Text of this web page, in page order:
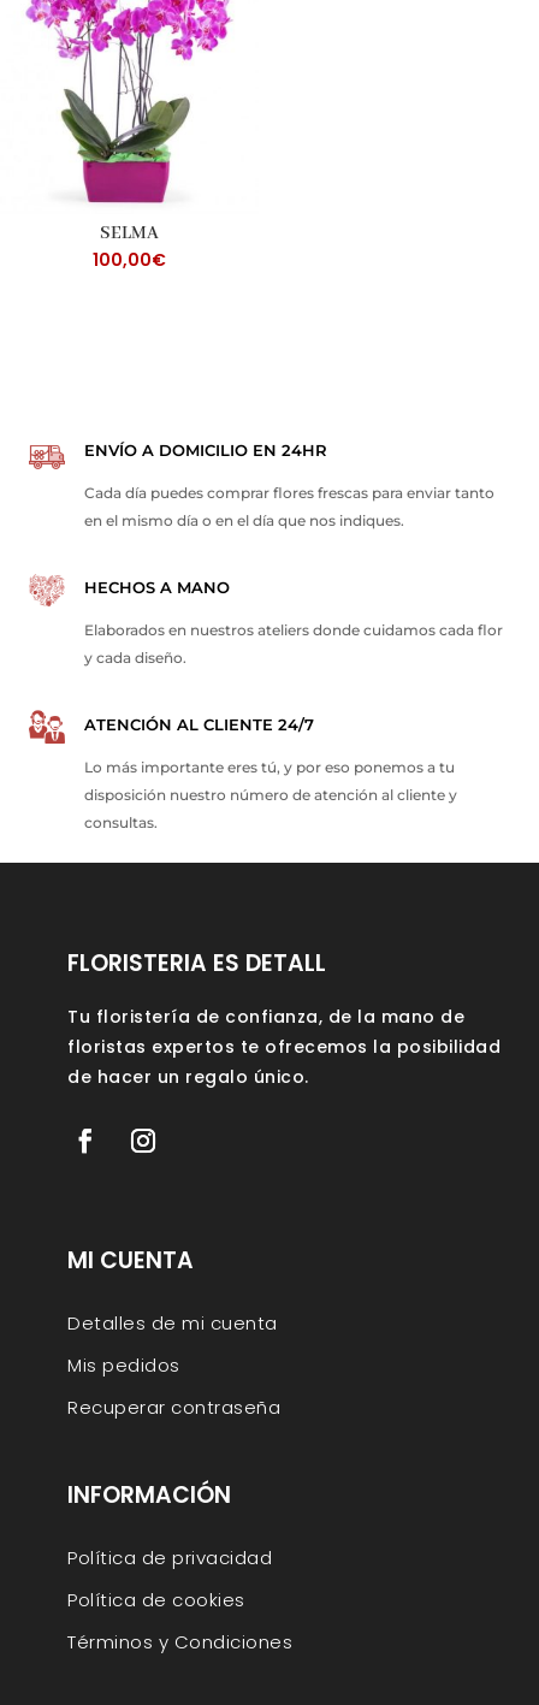
SELMA
100,00€
ENVÍO A DOMICILIO EN 24HR
Cada día puedes comprar flores frescas para enviar tanto
en el mismo día o en el día que nos indiques.
HECHOS A MANO
Elaborados en nuestros ateliers donde cuidamos cada flor
y cada diseño.
ATENCIÓN AL CLIENTE 24/7
Lo más importante eres tú, y por eso ponemos a tu
disposición nuestro número de atención al cliente y
consultas.
FLORISTERIA ES DETALL
Tu floristería de confianza, de la mano de
floristas expertos te ofrecemos la posibilidad
de hacer un regalo único.
MI CUENTA
Detalles de mi cuenta
Mis pedidos
Recuperar contraseña
INFORMACIÓN
Política de privacidad
Política de cookies
Términos y Condiciones